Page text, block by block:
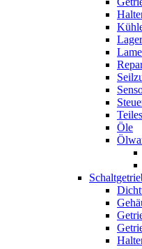
Öle